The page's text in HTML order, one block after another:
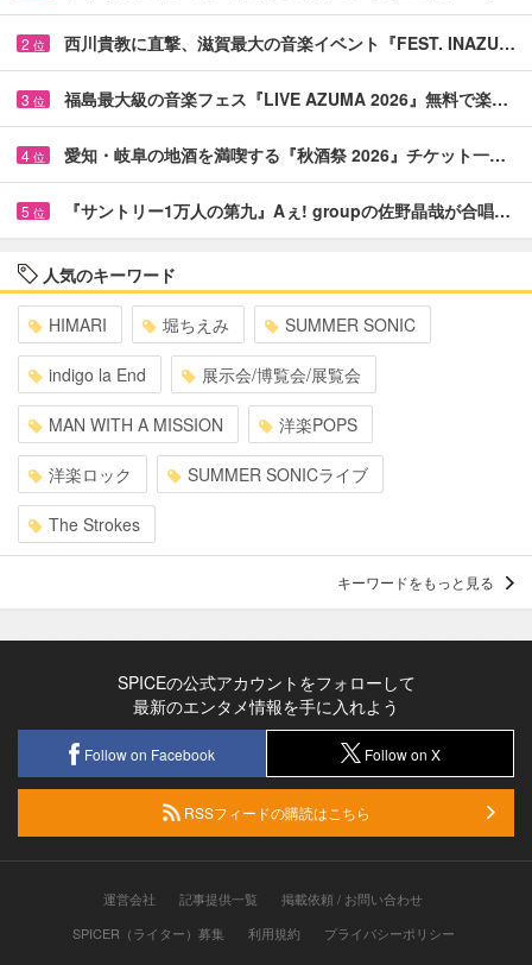
2 位 西川貴教に直撃、滋賀最大の音楽イベント『FEST. INAZU…
3 位 福島最大級の音楽フェス『LIVE AZUMA 2026』無料で楽…
4 位 愛知・岐阜の地酒を満喫する『秋酒祭 2026』チケット一…
5 位 『サントリー1万人の第九』Aぇ! groupの佐野晶哉が合唱…
人気のキーワード
HIMARI 堀ちえみ SUMMER SONIC
indigo la End 展示会/博覧会/展覧会
MAN WITH A MISSION 洋楽POPS
洋楽ロック SUMMER SONICライブ
The Strokes
キーワードをもっと見る
SPICEの公式アカウントをフォローして
最新のエンタメ情報を手に入れよう
Follow on Facebook Follow on X
RSSフィードの購読はこちら
運営会社 記事提供一覧
掲載依頼 / お問い合わせ
SPICER（ライター）募集
利用規約 プライバシーポリシー